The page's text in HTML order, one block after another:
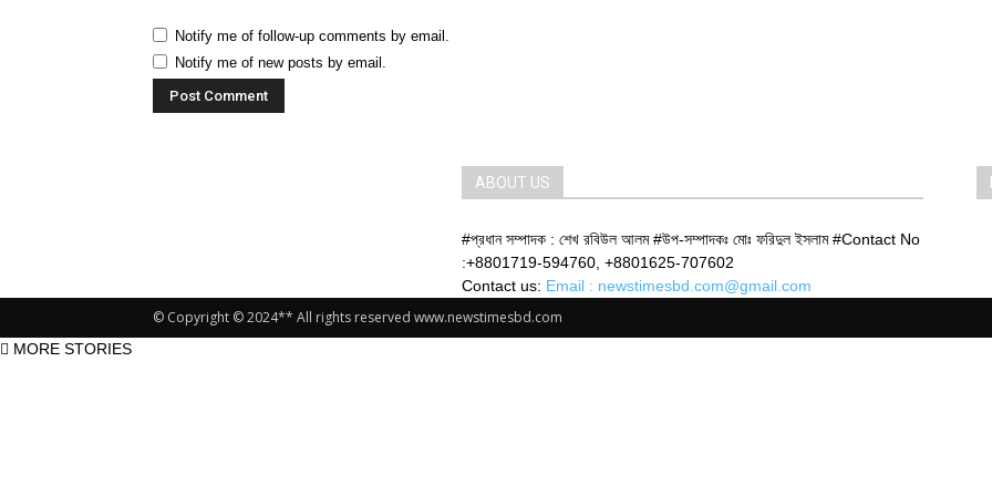
Notify me of follow-up comments by email.
Notify me of new posts by email.
ABOUT US
#প্রধান সম্পাদক : শেখ রবিউল আলম #উপ-সম্পাদকঃ মোঃ ফরিদুল ইসলাম #Contact No
:+8801719-594760, +8801625-707602
Contact us: Email : newstimesbd.com@gmail.com
© Copyright © 2024** All rights reserved www.newstimesbd.com
MORE STORIES